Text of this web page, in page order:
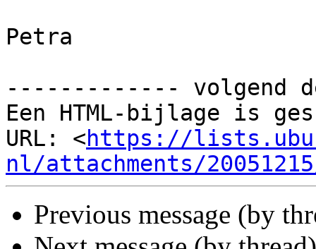
Petra
------------- volgend
Een HTML-bijlage is
URL: <https://
nl/attachments/
Previous message (by